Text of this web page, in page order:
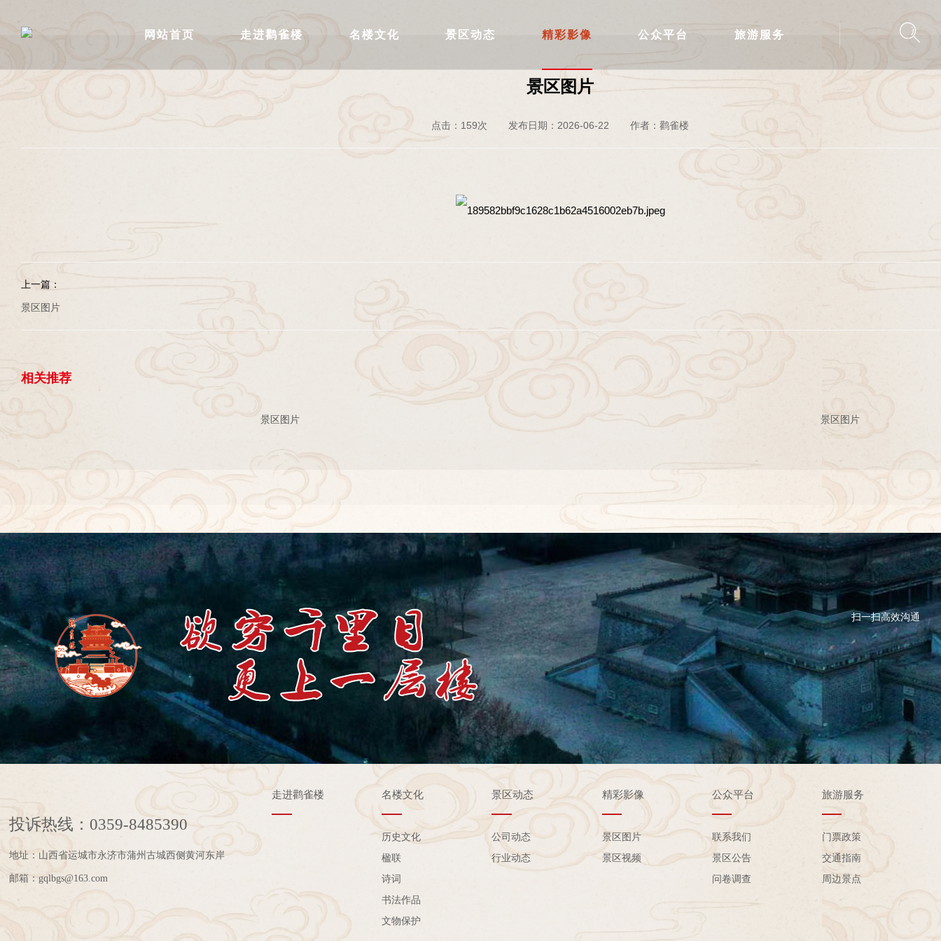
网站首页 走进鹳雀楼 名楼文化 景区动态 精彩影像 公众平台 旅游服务
景区图片
点击：159次 发布日期：2026-06-22 作者：鹳雀楼
上一篇：
景区图片
相关推荐
景区图片 景区图片
扫一扫高效沟通
投诉热线：0359-8485390
地址：山西省运城市永济市蒲州古城西侧黄河东岸
邮箱：gqlbgs@163.com
走进鹳雀楼 名楼文化
历史文化
楹联
诗词
书法作品
文物保护
景区动态
公司动态
行业动态
精彩影像
景区图片
景区视频
公众平台
联系我们
景区公告
问卷调查
旅游服务
门票政策
交通指南
周边景点